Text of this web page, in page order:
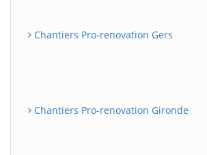
Chantiers Pro-renovation Gers
Chantiers Pro-renovation Gironde